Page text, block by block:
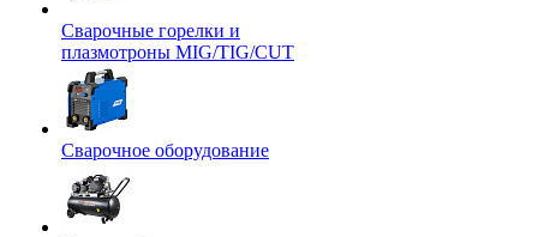
Сварочные горелки и
плазмотроны MIG/TIG/CUT
Сварочное оборудование